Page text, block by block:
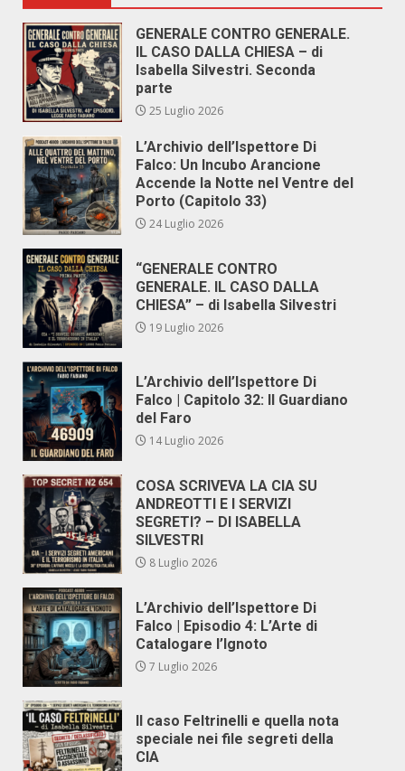
GENERALE CONTRO GENERALE.
IL CASO DALLA CHIESA – di
Isabella Silvestri. Seconda
parte
25 Luglio 2026
L’Archivio dell’Ispettore Di
Falco: Un Incubo Arancione
Accende la Notte nel Ventre del
Porto (Capitolo 33)
24 Luglio 2026
“GENERALE CONTRO
GENERALE. IL CASO DALLA
CHIESA” – di Isabella Silvestri
19 Luglio 2026
L’Archivio dell’Ispettore Di
Falco | Capitolo 32: Il Guardiano
del Faro
14 Luglio 2026
COSA SCRIVEVA LA CIA SU
ANDREOTTI E I SERVIZI
SEGRETI? – DI ISABELLA
SILVESTRI
8 Luglio 2026
L’Archivio dell’Ispettore Di
Falco | Episodio 4: L’Arte di
Catalogare l’Ignoto
7 Luglio 2026
Il caso Feltrinelli e quella nota
speciale nei file segreti della
CIA